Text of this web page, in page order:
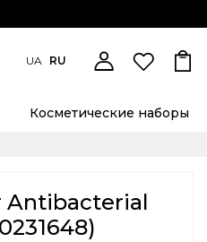
UA RU
Косметические наборы
Antibacterial